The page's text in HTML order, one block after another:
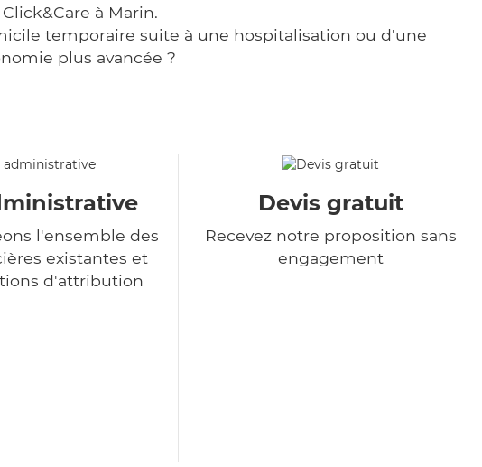
à Marin.
temporaire suite à une hospitalisation ou d'une
plus avancée ?
l'ensemble des
existantes et
d'attribution
Devis gratuit
Recevez notre proposition sans
engagement